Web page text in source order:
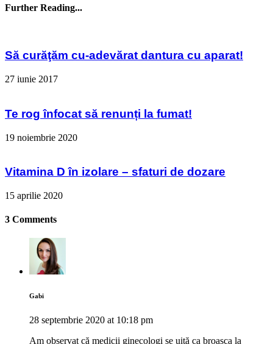
Further Reading...
Să curăţăm cu-adevărat dantura cu aparat!
27 iunie 2017
Te rog înfocat să renunți la fumat!
19 noiembrie 2020
Vitamina D în izolare – sfaturi de dozare
15 aprilie 2020
3 Comments
Gabi
28 septembrie 2020 at 10:18 pm
Am observat că medicii ginecologi se uită ca broasca la